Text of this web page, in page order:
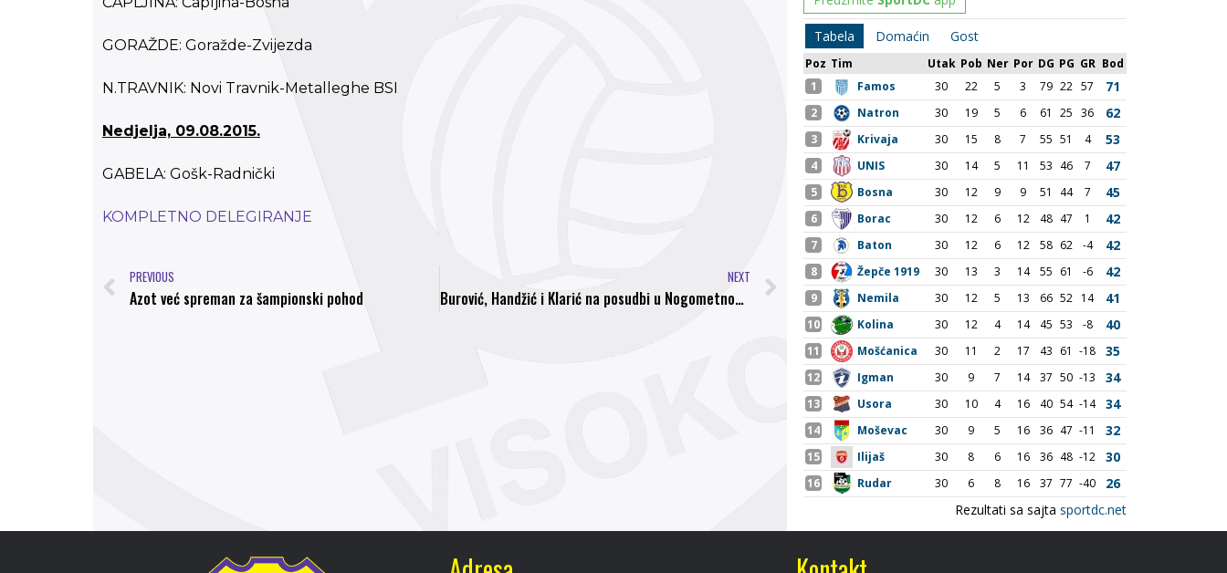
GORAŽDE: Goražde-Zvijezda
N.TRAVNIK: Novi Travnik-Metalleghe BSI
Nedjelja, 09.08.2015.
GABELA: Gošk-Radnički
KOMPLETNO DELEGIRANJE
PREVIOUS
Azot već spreman za šampionski pohod
NEXT
Burović, Handžić i Klarić na posudbi u Nogometnom klubu Bosna Visoko